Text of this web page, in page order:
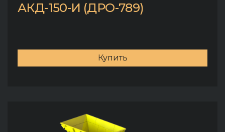
АКД-150-И (ДРО-789)
Купить